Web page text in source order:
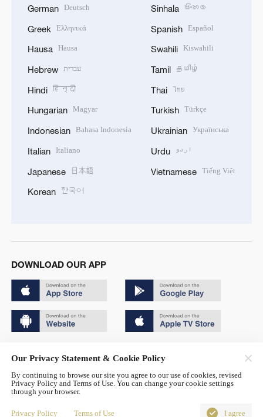
German Deutsch
Greek Ελληνικά
Hausa Hausa
Hebrew עברית
Hindi हिन्दी
Hungarian Magyar
Indonesian Bahasa Indonesia
Italian Italiano
Japanese 日本語
Korean 한국어
Sinhala සිංහල
Spanish Español
Swahili Kiswahili
Tamil தமிழ்
Thai ไทย
Turkish Türkçe
Ukrainian Українська
Urdu اردو
Vietnamese Tiếng Việt
DOWNLOAD OUR APP
京公网安备 11010502050052号
Disinformation report hotline: 010-85061466
Our Privacy Statement & Cookie Policy
By continuing to browse our site you agree to our use of cookies, revised
Privacy Policy and Terms of Use. You can change your cookie settings
through your browser.
Privacy Policy Terms of Use I agree